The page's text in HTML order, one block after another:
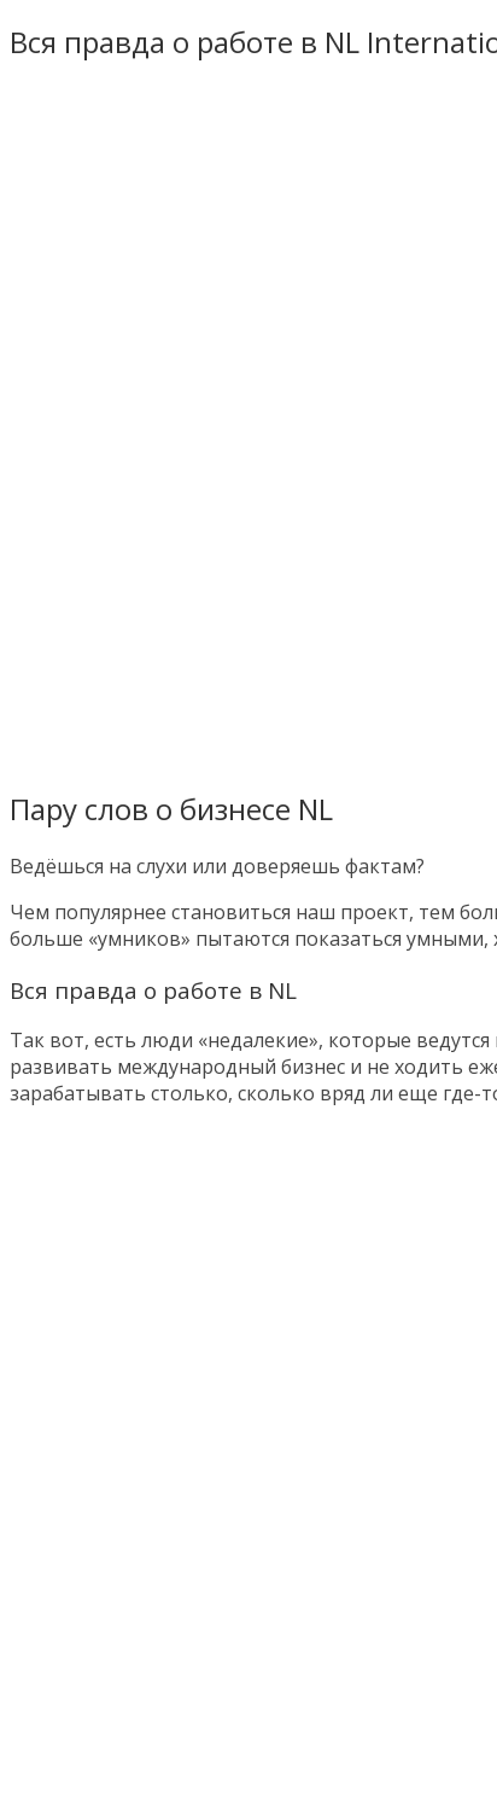
Вся правда о работе в NL
Пару слов о бизнесе NL
Ведёшься на слухи или доверяешь фактам?
Чем популярнее становиться наш проект, тем
больше «умников» пытаются показаться
Вся правда о работе в NL
Так вот, есть люди «недалекие», которые
развивать международный бизнес и не ходить
зарабатывать столько, сколько вряд ли еще где-